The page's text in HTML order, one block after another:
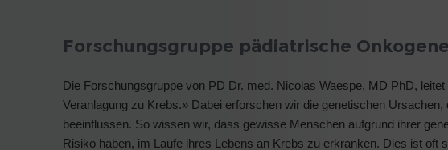
Forschungsgruppe pädiatrische
Die Forschungsgruppe von PD Dr. med. Nicolas Waespe, MD PhD,
Veranlagung zu Krebs.» Dabei erforschen wir die genetischen
beeinflussen. So wissen wir, dass gewisse Menschen aufgrund ihrer
Risiko haben, im Laufe ihres Lebens an Krebs zu erkranken. Dies ist oft